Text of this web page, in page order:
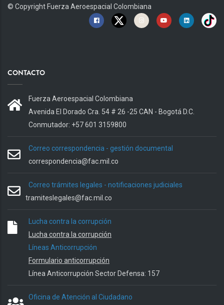
© Copyright Fuerza Aeroespacial Colombiana
CONTACTO
Fuerza Aeroespacial Colombiana
Avenida El Dorado Cra. 54 # 26 -25 CAN - Bogotá D.C.
Conmutador: +57 601 3159800
Correo correspondencia - gestión documental
correspondencia@fac.mil.co
Correo trámites legales - notificaciones judiciales
tramiteslegales@fac.mil.co
Lucha contra la corrupción
Lucha contra la corrupción
Líneas Anticorrupción
Formulario anticorrupción
Línea Anticorrupción Sector Defensa: 157
Oficina de Atención al Ciudadano